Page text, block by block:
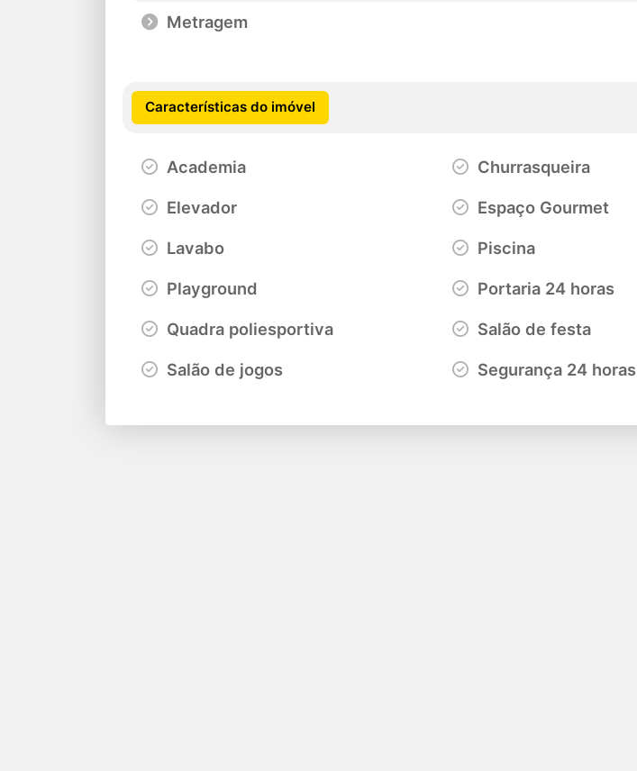
Metragem
Características do imóvel
Academia Churrasqueira
Elevador Espaço Gourmet
Lavabo Piscina
Playground Portaria 24 horas
Quadra poliesportiva Salão de festa
Salão de jogos Segurança 24 horas